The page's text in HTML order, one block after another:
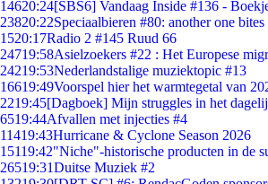
14620:24[SBS6] Vandaag Inside #136 -
23820:22Speciaalbieren #80: another one bites
1520:17Radio 2 #145 Ruud 66
24719:58Asielzoekers #22 : Het Europese
24219:53Nederlandstalige muziektopic #13
16619:49Voorspel hier het warmtegetal van
2219:45[Dagboek] Mijn struggles in het
6519:44Afvallen met injecties #4
11419:43Hurricane & Cyclone Season 2026
15119:42"Niche"-historische producten in de
26519:31Duitse Muziek #2